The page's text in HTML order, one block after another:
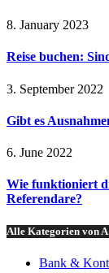
8. January 2023
Reise buchen:
3. September 2022
Gibt es
6. June 2022
Wie funktioniert
Referendare?
Alle Kategorien von A
Bank &